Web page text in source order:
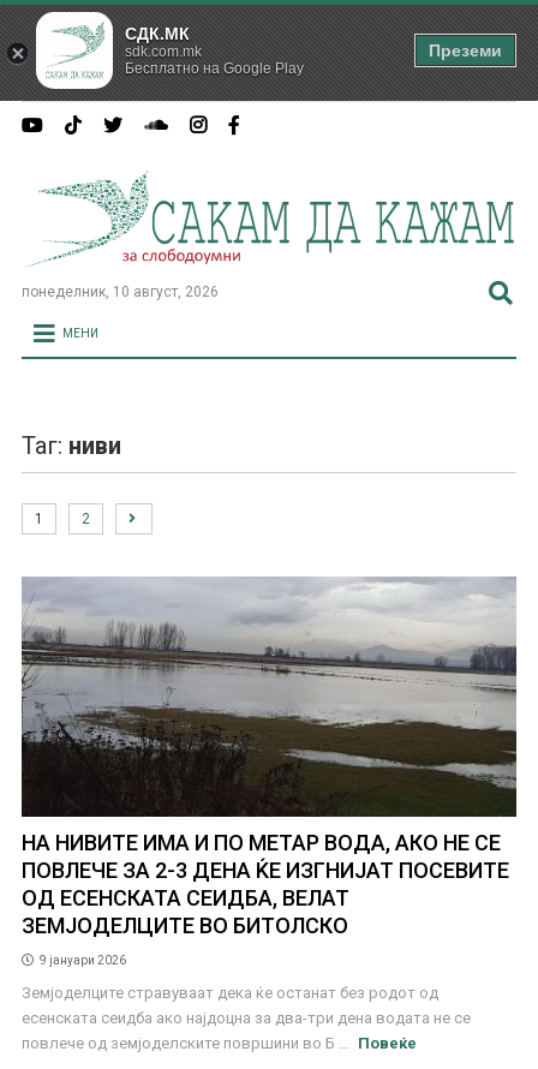
понеделник, 10 август, 2026
МЕНИ
Таг: ниви
1 2
НА НИВИТЕ ИМА И ПО МЕТАР ВОДА, АКО НЕ СЕ
ПОВЛЕЧЕ ЗА 2-3 ДЕНА ЌЕ ИЗГНИЈАТ ПОСЕВИТЕ
ОД ЕСЕНСКАТА СЕИДБА, ВЕЛАТ
ЗЕМЈОДЕЛЦИТЕ ВО БИТОЛСКО
9 јануари 2026
Земјоделците стравуваат дека ќе останат без родот од
есенската сеидба ако најдоцна за два-три дена водата не се
повлече од земјоделските површини во Б ...
Повеќе
СДК.МК
sdk.com.mk
Бесплатно на Google Play
Преземи